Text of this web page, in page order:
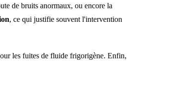
de bruits anormaux, ou encore la
, ce qui justifie souvent l'intervention
les fuites de fluide frigorigène. Enfin,